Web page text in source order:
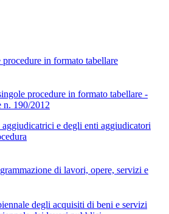
in formato tabellare
procedure in formato tabellare -
n. 190/2012
e degli enti aggiudicatori
di lavori, opere, servizi e
degli acquisiti di beni e servizi